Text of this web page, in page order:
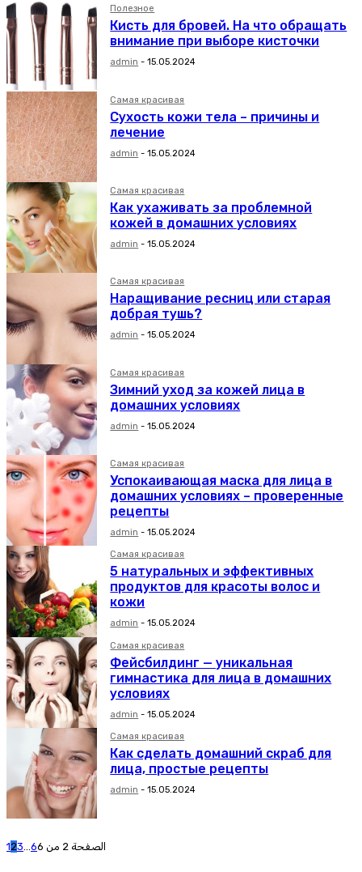
Полезное
Кисть для бровей. На что обращать
внимание при выборе кисточки
admin - 15.05.2024
Самая красивая
Сухость кожи тела – причины и
лечение
admin - 15.05.2024
Самая красивая
Как ухаживать за проблемной
кожей в домашних условиях
admin - 15.05.2024
Самая красивая
Наращивание ресниц или старая
добрая тушь?
admin - 15.05.2024
Самая красивая
Зимний уход за кожей лица в
домашних условиях
admin - 15.05.2024
Самая красивая
Успокаивающая маска для лица в
домашних условиях – проверенные
рецепты
admin - 15.05.2024
Самая красивая
5 натуральных и эффективных
продуктов для красоты волос и
кожи
admin - 15.05.2024
Самая красивая
Фейсбилдинг — уникальная
гимнастика для лица в домашних
условиях
admin - 15.05.2024
Самая красивая
Как сделать домашний скраб для
лица, простые рецепты
admin - 15.05.2024
123...6 الصفحة 2 من 6